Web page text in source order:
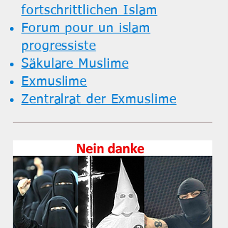
fortschrittlichen Islam
Forum pour un islam
progressiste
Säkulare Muslime
Exmuslime
Zentralrat der Exmuslime